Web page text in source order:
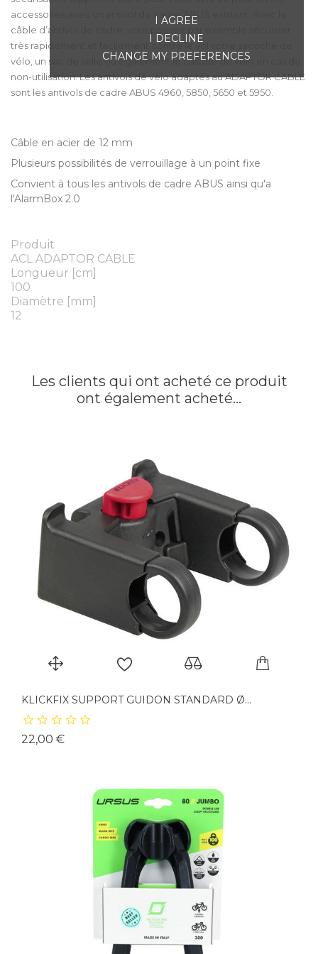
I AGREE
I DECLINE
CHANGE MY PREFERENCES
accessoires avec un antivol de cadre ABUS existant. Avec le
câble d’antivol de cadre, vous pouvez par exemple sécuriser
très rapidement et facilement contre le vol votre sacoche de
vélo, un sac de selle ou également le casque de vélo en cas de
non-utilisation. Les antivols de vélo adaptés au ADAPTOR CABLE
sont les antivols de cadre ABUS 4960, 5850, 5650 et 5950.
Câble en acier de 12 mm
Plusieurs possibilités de verrouillage à un point fixe
Convient à tous les antivols de cadre ABUS ainsi qu'a
l'AlarmBox 2.0
Produit
ACL ADAPTOR CABLE
Longueur [cm]
100
Diamètre [mm]
12
Les clients qui ont acheté ce produit
ont également acheté...
KLICKFIX SUPPORT GUIDON STANDARD Ø...
22,00 €Prix